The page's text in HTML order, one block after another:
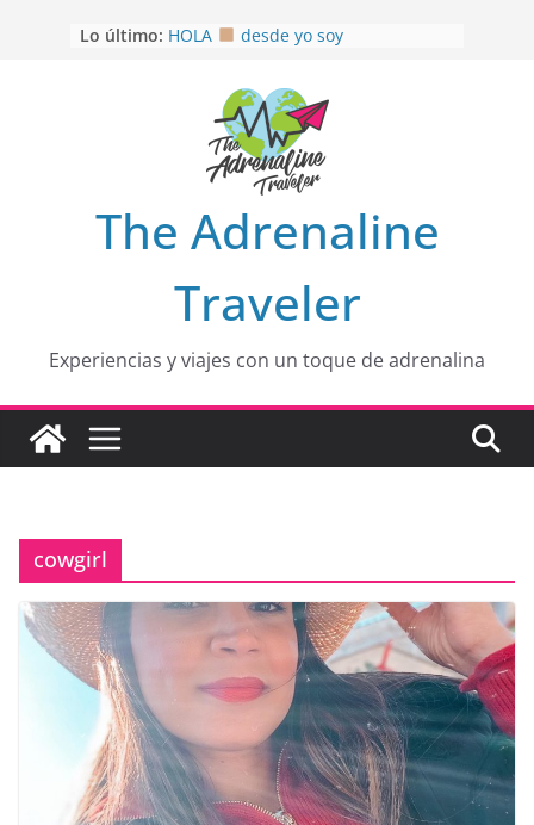
Lo último: HOLA
desde yo soy
EL SENDERO DEL CACAO: Excelente
opción
HOSPEDAJE AL NATURALSHH !!
OTRA PERSPECTIVA de RÍO EL
MULITO!
The Adrenaline
Traveler
Experiencias y viajes con un toque de adrenalina
cowgirl